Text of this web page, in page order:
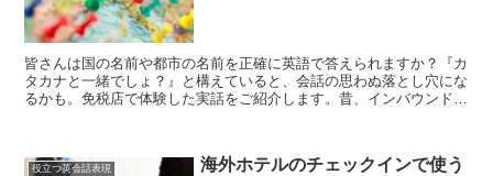
皆さんは国の名前や都市の名前を正確に英語で答えられますか？『カ
タカナと一緒でしょ？』と構えていると、会話の思わぬ落とし穴にな
るかも。免税店で体験した実話をご紹介します。昔、インバウンドの
役立つ英会話表現
海外ホテルのチェックインで使う